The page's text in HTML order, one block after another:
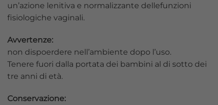
un’azione lenitiva e normalizzante dellefunzioni
fisiologiche vaginali.
Avvertenze:
non dispoerdere nell’ambiente dopo l’uso.
Tenere fuori dalla portata dei bambini al di sotto dei
tre anni di età.
Conservazione: